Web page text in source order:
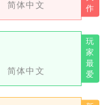
简体中文
简体中文